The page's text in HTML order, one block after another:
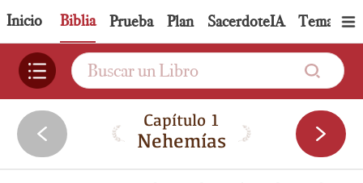
Inicio Biblia Prueba Plan SacerdoteIA Tema
Capítulo 1
Nehemías